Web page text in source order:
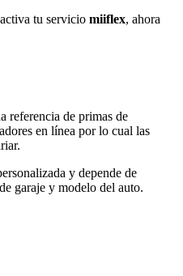
tu servicio miiflex, ahora
referencia de primas de
en línea por lo cual las
y depende de
garaje y modelo del auto.